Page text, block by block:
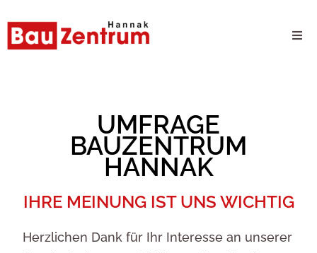
Unternehmen
24/7 Schauraum
Produkte
UMFRAGE
BAUZENTRUM
HANNAK
IHRE MEINUNG IST UNS WICHTIG
Herzlichen Dank für Ihr Interesse an unserer